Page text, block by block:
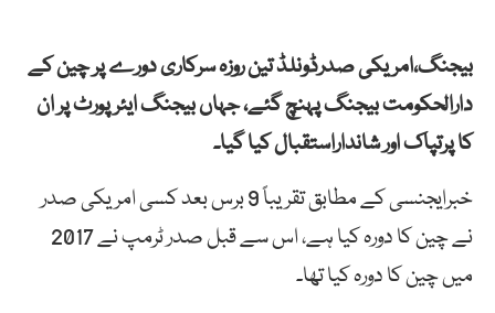
بیجنگ،امریکی صدرڈونلڈ تین روزہ سرکاری دورے پر چین کے
دارالحکومت بیجنگ پہنچ گئے، جہاں بیجنگ ایئرپورٹ پر ان
کا پرتپاک اور شانداراستقبال کیا گیا۔
خبرایجنسی کے مطابق تقریباً 9 برس بعد کسی امریکی صدر
نے چین کا دورہ کیا ہے، اس سے قبل صدر ٹرمپ نے 2017
میں چین کا دورہ کیا تھا۔